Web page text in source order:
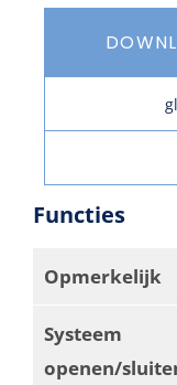
Functies
Opmerkelijk
Systeem
openen/